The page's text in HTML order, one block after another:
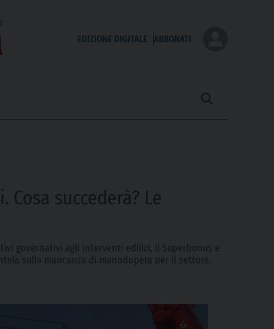
EDIZIONE DIGITALE ABBONATI
succederà? Le
governativi agli interventi edilizi, il Superbonus e
sulla mancanza di manodopera per il settore.